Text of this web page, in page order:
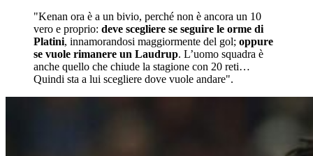
"Kenan ora è a un bivio, perché non è ancora un 10
vero e proprio: deve scegliere se seguire le orme di
Platini, innamorandosi maggiormente del gol; oppure
se vuole rimanere un Laudrup. L’uomo squadra è
anche quello che chiude la stagione con 20 reti…
Quindi sta a lui scegliere dove vuole andare".